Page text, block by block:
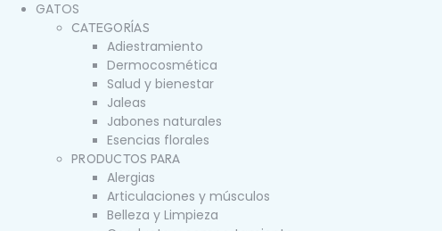
GATOS
CATEGORÍAS
Adiestramiento
Dermocosmética
Salud y bienestar
Jaleas
Jabones naturales
Esencias florales
PRODUCTOS PARA
Alergias
Articulaciones y músculos
Belleza y Limpieza